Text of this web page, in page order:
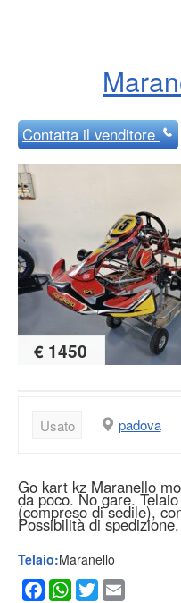
Contattail venditore
€ 1450
Usato padova
Go kart kz Maranello
da poco. No gare.
(compreso di sedile),
Possibilità di
Telaio:Maranello
Facebook
WhatsApp
Twitter